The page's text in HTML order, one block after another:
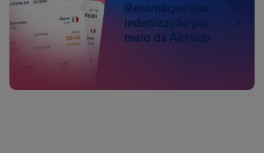
Reivindique sua
indenização por
meio da AirHelp